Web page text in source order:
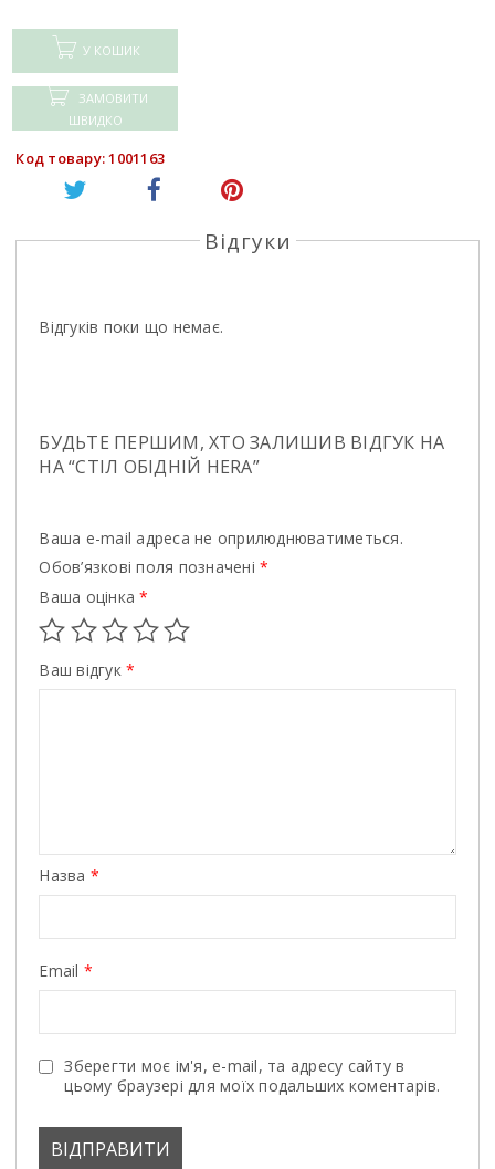
У КОШИК
ЗАМОВИТИ
ШВИДКО
Код товару: 1001163
Відгуки
Відгуків поки що немає.
БУДЬТЕ ПЕРШИМ, ХТО ЗАЛИШИВ ВІДГУК НА
НА “СТIЛ ОБIДНIЙ HERA”
Ваша e-mail адреса не оприлюднюватиметься.
Обов’язкові поля позначені*
Ваша оцінка*
Ваш відгук*
Назва *
Email *
Зберегти моє ім'я, e-mail, та адресу сайту в
цьому браузері для моїх подальших коментарів.